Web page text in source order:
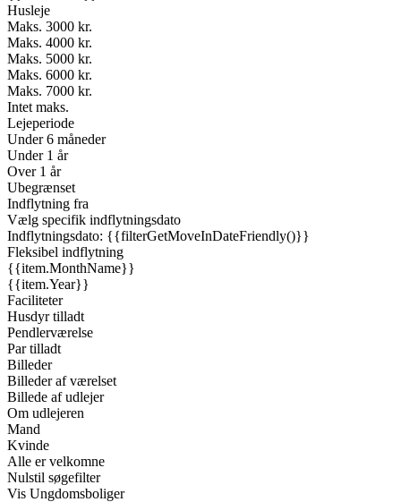
Husleje
Maks. 3000 kr.
Maks. 4000 kr.
Maks. 5000 kr.
Maks. 6000 kr.
Maks. 7000 kr.
Intet maks.
Lejeperiode
Under 6 måneder
Under 1 år
Over 1 år
Ubegrænset
Indflytning fra
Vælg specifik indflytningsdato
Indflytningsdato: {{filterGetMoveInDateFriendly()}}
Fleksibel indflytning
{{item.MonthName}}
{{item.Year}}
Faciliteter
Husdyr tilladt
Pendlerværelse
Par tilladt
Billeder
Billeder af værelset
Billede af udlejer
Om udlejeren
Mand
Kvinde
Alle er velkomne
Nulstil søgefilter
Vis Ungdomsboliger